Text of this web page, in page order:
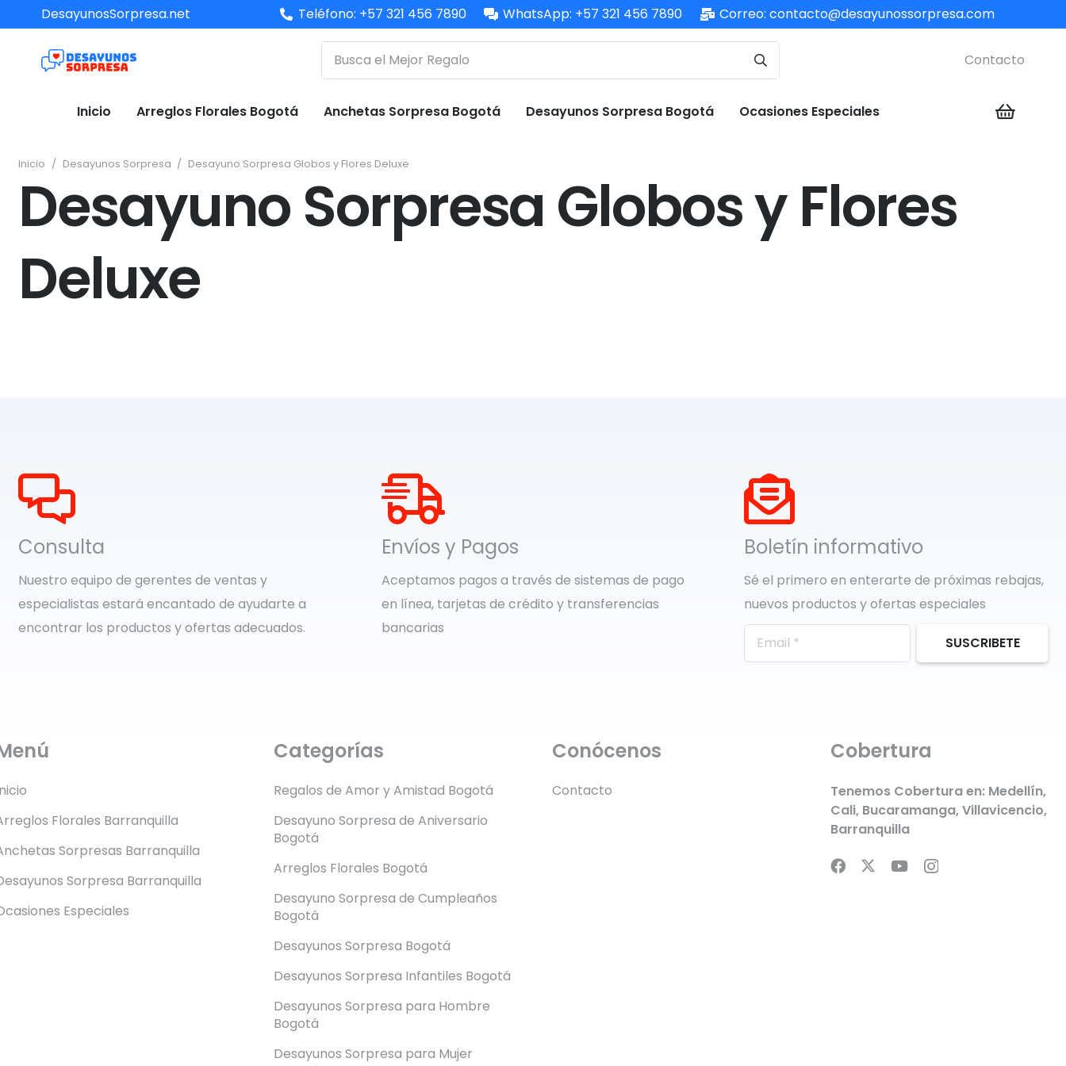
DesayunosSorpresa.net Teléfono: +57 321 456 7890 WhatsApp: +57 321 456 7890 Correo:contacto@desayunossorpresa.com
Contacto
Inicio Arreglos Florales Bogotá Anchetas Sorpresa Bogotá Desayunos Sorpresa Bogotá Ocasiones Especiales
Inicio / Desayunos Sorpresa / Desayuno Sorpresa Globos y Flores Deluxe
Desayuno Sorpresa Globos y Flores
Deluxe
Consulta
Nuestro equipo de gerentes de ventas y
especialistas estará encantado de ayudarte a
encontrar los productos y ofertas adecuados.
Envíos y Pagos
Aceptamos pagos a través de sistemas de pago
en línea, tarjetas de crédito y transferencias
bancarias
Boletín informativo
Sé el primero en enterarte de próximas rebajas,
nuevos productos y ofertas especiales
SUSCRIBETE
Florales Barranquilla
Sorpresas Barranquilla
Sorpresa Barranquilla
Especiales
Categorías
Regalos de Amor y Amistad Bogotá
Desayuno Sorpresa de Aniversario
Bogotá
Arreglos Florales Bogotá
Desayuno Sorpresa de Cumpleaños
Bogotá
Desayunos Sorpresa Bogotá
Desayunos Sorpresa Infantiles Bogotá
Desayunos Sorpresa para Hombre
Bogotá
Desayunos Sorpresa para Mujer
Conócenos
Contacto
Cobertura
Tenemos Cobertura en: Medellín,
Cali, Bucaramanga,Villavicencio,
Barranquilla